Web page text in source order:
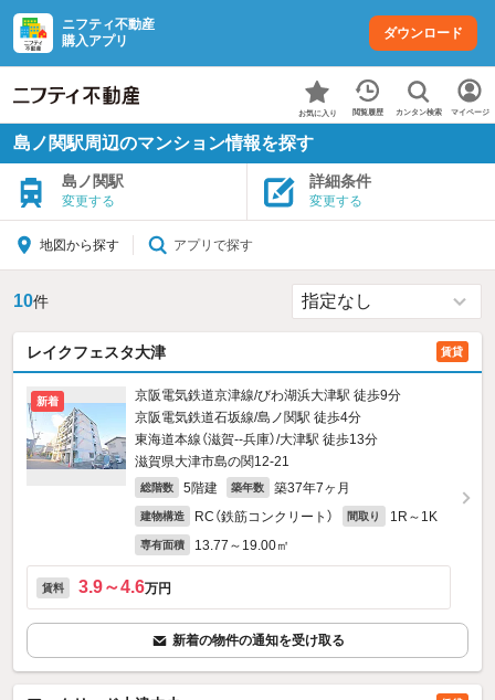
ニフティ不動産
購入アプリ
ダウンロード
お気に入り 閲覧履歴 カンタン検索 マイページ
島ノ関駅周辺のマンション情報を探す
島ノ関駅
変更する
詳細条件
変更する
地図から探す アプリで探す
10件
レイクフェスタ大津 賃貸
新着
京阪電気鉄道京津線/びわ湖浜大津駅 徒歩9分
京阪電気鉄道石坂線/島ノ関駅 徒歩4分
東海道本線（滋賀--兵庫）/大津駅 徒歩13分
滋賀県大津市島の関12-21
総階数 5階建 築年数 築37年7ヶ月
建物構造 RC（鉄筋コンクリート） 間取り 1R～1K
専有面積 13.77～19.00㎡
賃料 3.9～4.6万円
新着の物件の通知を受け取る